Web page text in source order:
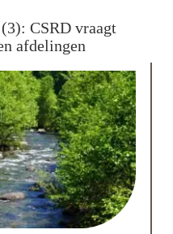
CSRD vraagt
afdelingen